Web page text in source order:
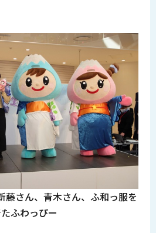
藤さん、青木さん、ふ和っ服を
ふわっぴー